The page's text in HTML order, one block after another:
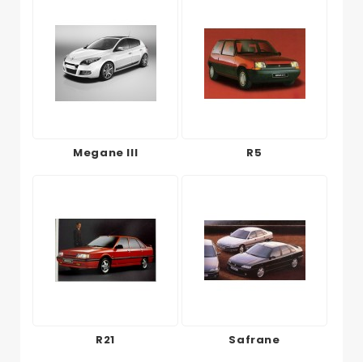
Megane III R5
R21 Safrane